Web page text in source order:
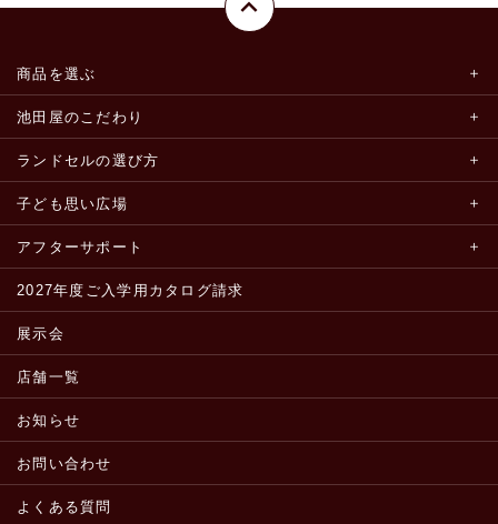
商品を選ぶ
池田屋のこだわり
ランドセルの選び方
子ども思い広場
アフターサポート
2027年度ご入学用カタログ請求
展示会
店舗一覧
お知らせ
お問い合わせ
よくある質問